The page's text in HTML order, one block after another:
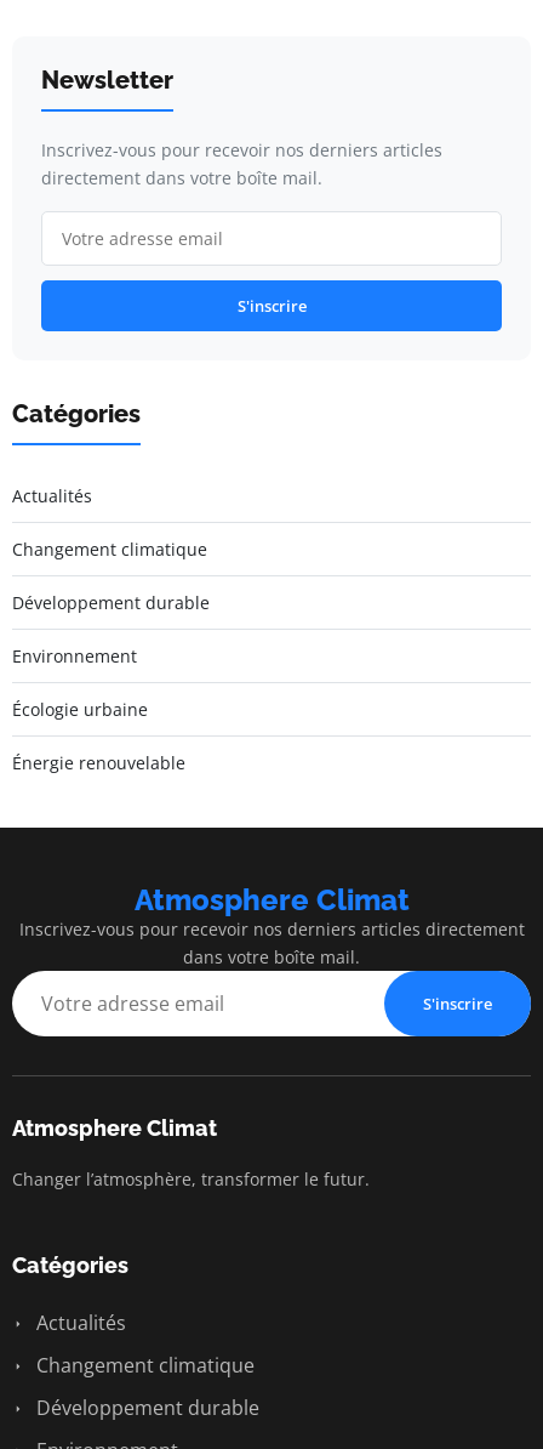
Newsletter
Inscrivez-vous pour recevoir nos derniers articles
directement dans votre boîte mail.
S'inscrire
Catégories
Actualités
Changement climatique
Développement durable
Environnement
Écologie urbaine
Énergie renouvelable
Atmosphere Climat
Inscrivez-vous pour recevoir nos derniers articles directement
dans votre boîte mail.
S'inscrire
Atmosphere Climat
Changer l’atmosphère, transformer le futur.
Catégories
Actualités
Changement climatique
Développement durable